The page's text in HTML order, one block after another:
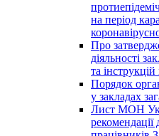
на період
Про
діяльності
та
Порядок
у закладах
Лист МОН
рекомендації